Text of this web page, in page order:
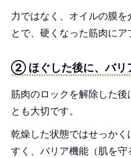
力ではなく、オイルの膜
とで、硬くなった筋肉にア
② ほぐした後に、バリ
筋肉のロックを解除した
とも大切です。
乾燥した状態ではせっか
すく、バリア機能（肌を